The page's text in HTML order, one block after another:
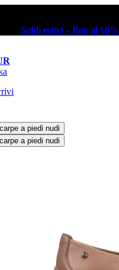
Saldi estivi – fino al 60%
a piedi nudi
a piedi nudi